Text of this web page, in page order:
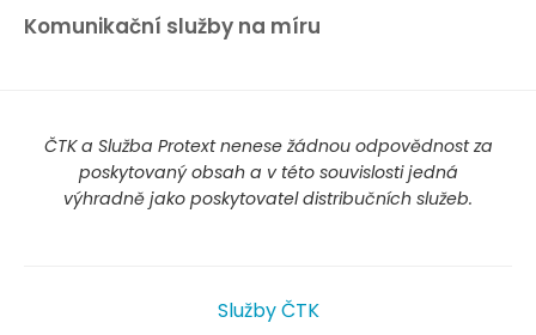
Komunikační služby na míru
ČTK a Služba Protext nenese žádnou odpovědnost za
poskytovaný obsah a v této souvislosti jedná
výhradně jako poskytovatel distribučních služeb.
Služby ČTK